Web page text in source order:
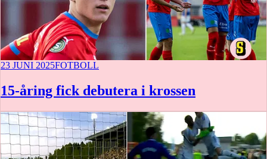
23 JUNI 2025FOTBOLL
15-åring fick debutera i krossen